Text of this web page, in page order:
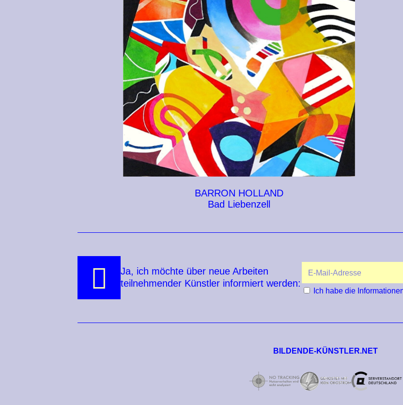
BARRON HOLLAND
Bad Liebenzell
Ja, ich möchte über neue Arbeiten
teilnehmender Künstler informiert werden:
Ich habe die
BILDENDE-KÜNSTLER.NET